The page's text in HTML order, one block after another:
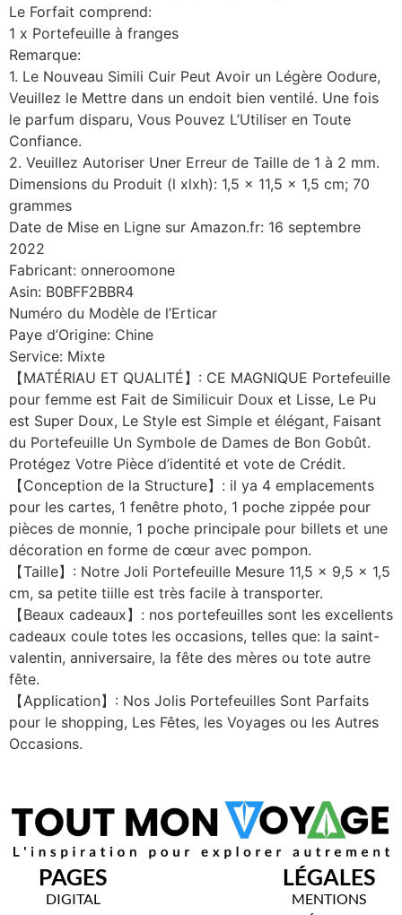
Le Forfait comprend:
1 x Portefeuille à franges
Remarque:
1. Le Nouveau Simili Cuir Peut Avoir un Légère Oodure,
Veuillez le Mettre dans un endoit bien ventilé. Une fois
le parfum disparu, Vous Pouvez L’Utiliser en Toute
Confiance.
2. Veuillez Autoriser Uner Erreur de Taille de 1 à 2 mm.
Dimensions du Produit (l xlxh): 1,5 x 11,5 x 1,5 cm; 70
grammes
Date de Mise en Ligne sur Amazon.fr: 16 septembre
2022
Fabricant: onneroomone
Asin: B0BFF2BBR4
Numéro du Modèle de l’Erticar
Paye d’Origine: Chine
Service: Mixte
【MATÉRIAU ET QUALITÉ】: CE MAGNIQUE Portefeuille
pour femme est Fait de Similicuir Doux et Lisse, Le Pu
est Super Doux, Le Style est Simple et élégant, Faisant
du Portefeuille Un Symbole de Dames de Bon Gobût.
Protégez Votre Pièce d’identité et vote de Crédit.
【Conception de la Structure】: il ya 4 emplacements
pour les cartes, 1 fenêtre photo, 1 poche zippée pour
pièces de monnie, 1 poche principale pour billets et une
décoration en forme de cœur avec pompon.
【Taille】: Notre Joli Portefeuille Mesure 11,5 x 9,5 x 1,5
cm, sa petite tiille est très facile à transporter.
【Beaux cadeaux】: nos portefeuilles sont les excellents
cadeaux coule totes les occasions, telles que: la saint-
valentin, anniversaire, la fête des mères ou tote autre
fête.
【Application】: Nos Jolis Portefeuilles Sont Parfaits
pour le shopping, Les Fêtes, les Voyages ou les Autres
Occasions.
PAGES
DIGITAL
LÉGALES
MENTIONS